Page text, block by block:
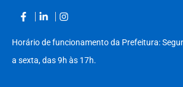
Horário de funcionamento da Prefeitura:
a sexta, das 9h às 17h.